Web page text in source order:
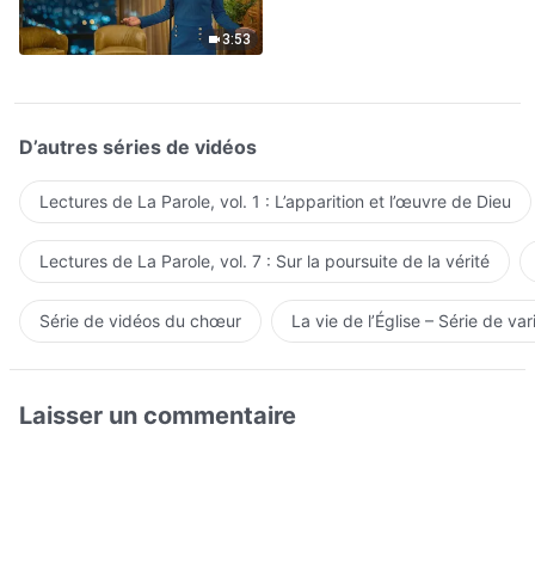
3:53
D’autres séries de vidéos
Lectures de La Parole, vol. 1 : L’apparition et l’œuvre de Dieu
Lectures de La Parole, vol. 7 : Sur la poursuite de la vérité
Série de vidéos du chœur La vie de l’Église – Série de
Laisser un commentaire